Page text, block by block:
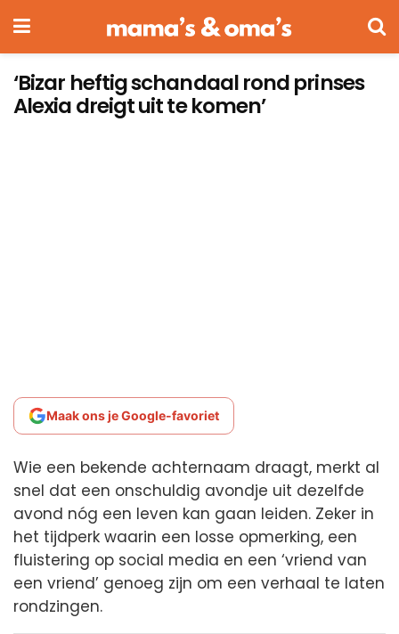
‘Bizar heftig schandaal rond prinses
Alexia dreigt uit te komen’
Maak ons je Google-favoriet
Wie een bekende achternaam draagt, merkt al
snel dat een onschuldig avondje uit dezelfde
avond nóg een leven kan gaan leiden. Zeker in
het tijdperk waarin een losse opmerking, een
fluistering op social media en een ‘vriend van
een vriend’ genoeg zijn om een verhaal te laten
rondzingen.